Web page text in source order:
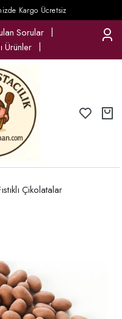
Kargo Ücretsiz
Sorular
Ürünler
Çikolatalar